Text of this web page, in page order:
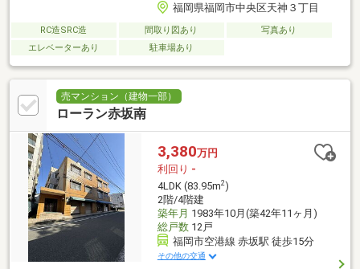
福岡県福岡市中央区天神３丁目
RC造SRC造 間取り図あり
写真あり
エレベーターあり
駐車場あり
売マンション（建物一部）
ローラン赤坂南
3,380万円
利回り -
4LDK (83.95m2)
2階/4階建
築年月 1983年10月(築42年11ヶ月)
総戸数12戸
福岡市空港線 赤坂駅 徒歩15分
その他の交通